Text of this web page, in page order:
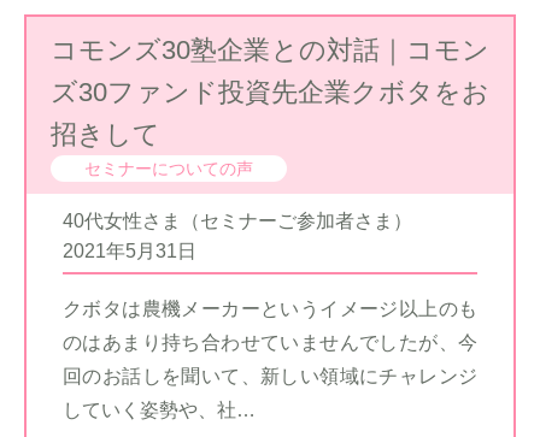
コモンズ30塾企業との対話｜コモン
ズ30ファンド投資先企業クボタをお
招きして
セミナーについての声
40代女性さま（セミナーご参加者さま）
2021年5月31日
クボタは農機メーカーというイメージ以上のも
のはあまり持ち合わせていませんでしたが、今
回のお話しを聞いて、新しい領域にチャレンジ
していく姿勢や、社…